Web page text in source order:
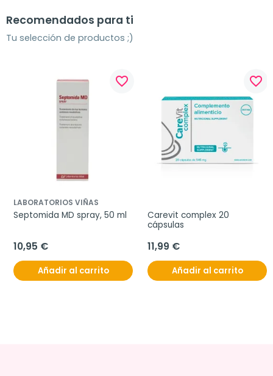
Recomendados para ti
Tu selección de productos ;)
favorite_border
LABORATORIOS VIÑAS
Septomida MD spray, 50 ml
10,95 €
Añadir al carrito
favorite_border
Carevit complex 20
cápsulas
11,99 €
Añadir al carrito